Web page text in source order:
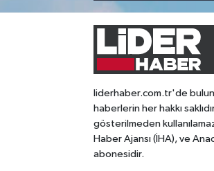
liderhaber.com.tr'de
haberlerin her hakkı
gösterilmeden
Haber Ajansı (İHA), ve
abonesidir.